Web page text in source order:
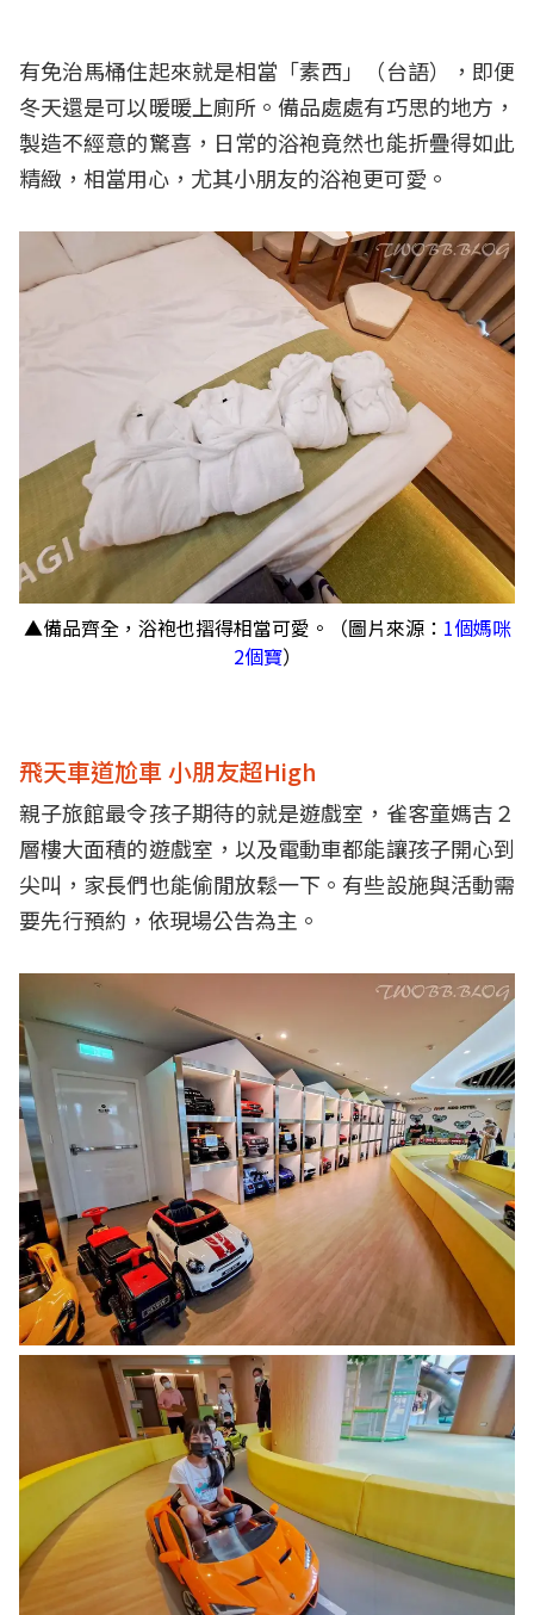
有免治馬桶住起來就是相當「素西」（台語），即便
冬天還是可以暖暖上廁所。備品處處有巧思的地方，
製造不經意的驚喜，日常的浴袍竟然也能折疊得如此
精緻，相當用心，尤其小朋友的浴袍更可愛。
▲備品齊全，浴袍也摺得相當可愛。（圖片來源： 1個媽咪
2個寶）
飛天車道尬車 小朋友超High
親子旅館最令孩子期待的就是遊戲室，雀客童媽吉２
層樓大面積的遊戲室，以及電動車都能讓孩子開心到
尖叫，家長們也能偷閒放鬆一下。有些設施與活動需
要先行預約，依現場公告為主。